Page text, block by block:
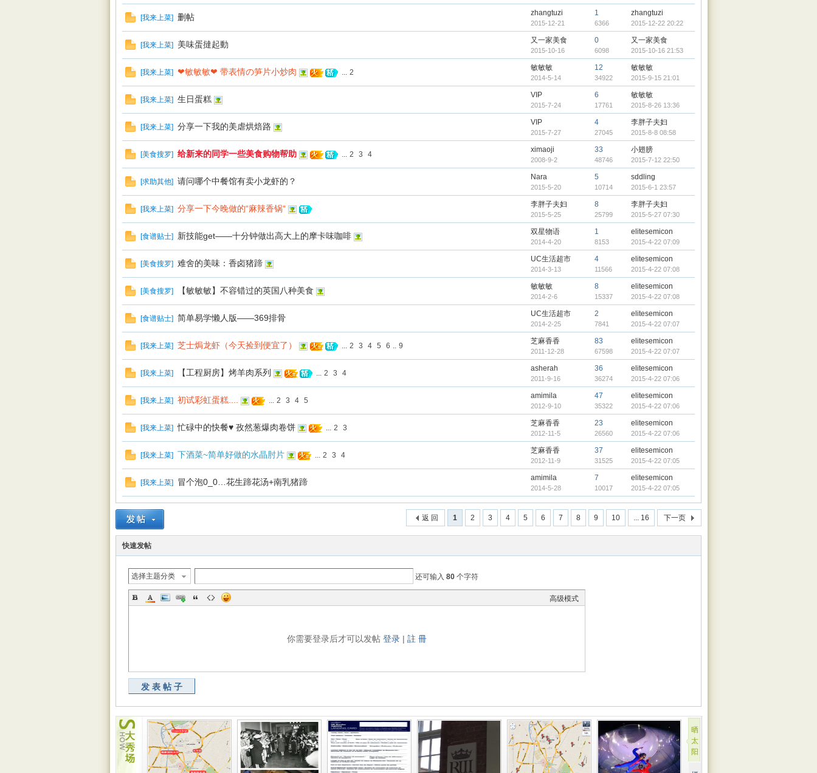
rBB
[我来上菜] 删帖 zhangtuzi
2015-12-21
1
6366
zhangtuzi
2015-12-22 20:22
[我来上菜] 美味蛋撻起動 又一家美食
2015-10-16
0
6098
又一家美食
2015-10-16 21:53
[我来上菜] ❤敏敏敏❤ 带表情の笋片小炒肉 ... 2
敏敏敏
2014-5-14
12
34922
敏敏敏
2015-9-15 21:01
[我来上菜] 生日蛋糕 VIP
2015-7-24
6
17761
敏敏敏
2015-8-26 13:36
[我来上菜] 分享一下我的美虐烘焙路 VIP
2015-7-27
4
27045
李胖子夫妇
2015-8-8 08:58
[美食搜罗] 给新来的同学一些美食购物帮助 ... 2 3 4
ximaoji
2008-9-2
33
48746
小翅膀
2015-7-12 22:50
[求助其他] 请问哪个中餐馆有卖小龙虾的？ Nara
2015-5-20
5
10714
sddling
2015-6-1 23:57
[我来上菜] 分享一下今晚做的“麻辣香锅“ 李胖子夫妇
2015-5-25
8
25799
李胖子夫妇
2015-5-27 07:30
[食谱贴士] 新技能get——十分钟做出高大上的摩卡味咖啡 双星物语
2014-4-20
1
8153
elitesemicon
2015-4-22 07:09
[美食搜罗] 难舍的美味：香卤猪蹄 UC生活超市
2014-3-13
4
11566
elitesemicon
2015-4-22 07:08
[美食搜罗] 【敏敏敏】不容错过的英国八种美食 敏敏敏
2014-2-6
8
15337
elitesemicon
2015-4-22 07:08
[食谱贴士] 简单易学懒人版——369排骨 UC生活超市
2014-2-25
2
7841
elitesemicon
2015-4-22 07:07
[我来上菜] 芝士焗龙虾（今天捡到便宜了） ... 2 3 4 5 6 .. 9
芝麻香香
2011-12-28
83
67598
elitesemicon
2015-4-22 07:07
[我来上菜] 【工程厨房】烤羊肉系列 ... 2 3 4
asherah
2011-9-16
36
36274
elitesemicon
2015-4-22 07:06
[我来上菜] 初试彩虹蛋糕.... ... 2 3 4 5
amimila
2012-9-10
47
35322
elitesemicon
2015-4-22 07:06
[我来上菜] 忙碌中的快餐♥ 孜然葱爆肉卷饼 ... 2 3
芝麻香香
2012-11-5
23
26560
elitesemicon
2015-4-22 07:06
[我来上菜] 下酒菜~简单好做的水晶肘片 ... 2 3 4
芝麻香香
2012-11-9
37
31525
elitesemicon
2015-4-22 07:05
[我来上菜] 冒个泡0_0…花生蹄花汤+南乳猪蹄 amimila
2014-5-28
7
10017
elitesemicon
2015-4-22 07:05
1 2 3 4 5 6 7 8 9 10 ... 16 下一页
返 回
快速发帖
选择主题分类 还可输入 80 个字符
高级模式
你需要登录后才可以发帖 登录 | 註 冊
发表帖子
晒
太
阳